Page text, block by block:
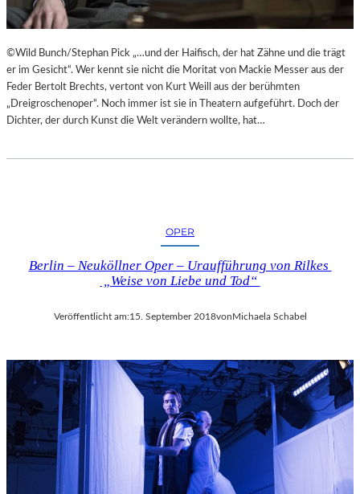
©Wild Bunch/Stephan Pick „…und der Haifisch, der hat Zähne und die trägt
er im Gesicht“. Wer kennt sie nicht die Moritat von Mackie Messer aus der
Feder Bertolt Brechts, vertont von Kurt Weill aus der berühmten
„Dreigroschenoper“. Noch immer ist sie in Theatern aufgeführt. Doch der
Dichter, der durch Kunst die Welt verändern wollte, hat…
OPER
Berlin – Neuköllner Oper – Uraufführung von Rilkes
„Weise von Liebe und Tod“
Veröffentlicht am:15. September 2018vonMichaela Schabel